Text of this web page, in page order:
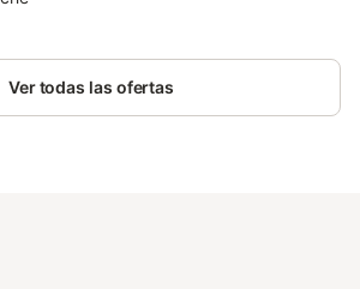
Ver todas las ofertas